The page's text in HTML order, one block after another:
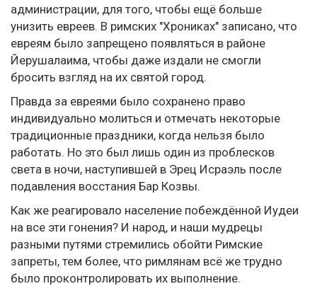
администрации, для того, чтобы ещё больше
унизить евреев. В римских "Хрониках" записано, что
евреям было запрещено появляться в районе
Йерушалаима, чтобы даже издали не смогли
бросить взгляд на их святой город.
Правда за евреями было сохранено право
индивидуально молиться и отмечать некоторые
традиционные праздники, когда нельзя было
работать. Но это был лишь один из проблесков
света в ночи, наступившей в Эрец Исраэль после
подавления восстания Бар Козвы.
Как же реагировало население побеждённой Иудеи
на все эти гонения? И народ, и наши мудрецы
разными путями стремились обойти Римские
запреты, тем более, что римлянам всё же трудно
было проконтролировать их выполнение.